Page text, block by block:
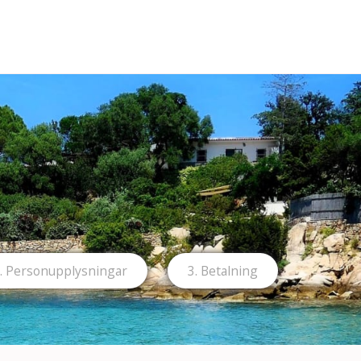
Person­upplysningar 3. Betalning